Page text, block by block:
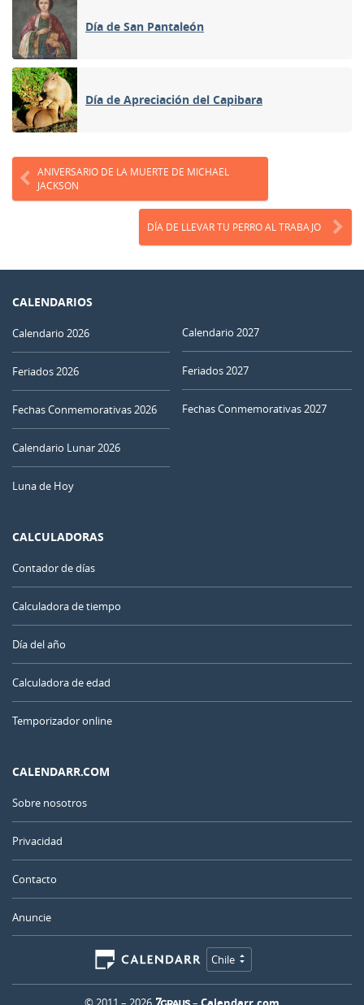
Día de San Pantaleón
Día de Apreciación del Capibara
ANIVERSARIO DE LA MUERTE DE MICHAEL
JACKSON
DÍA DE LLEVAR TU PERRO AL TRABAJO
CALENDARIOS
Calendario 2026
Feriados 2026
Fechas Conmemorativas 2026
Calendario Lunar 2026
Luna de Hoy
Calendario 2027
Feriados 2027
Fechas Conmemorativas 2027
CALCULADORAS
Contador de días
Calculadora de tiempo
Día del año
Calculadora de edad
Temporizador online
CALENDARR.COM
Sobre nosotros
Privacidad
Contacto
Anuncie
Chile